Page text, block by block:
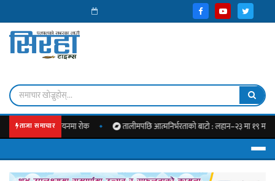
ताजा समाचार
कार्यान्वयनमा रोक तालीमपछि आत्मनिर्भरताको बाटो : लहान–२३ मा १९ महिलालाई